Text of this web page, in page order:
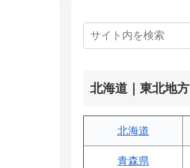
北海道｜東北地方
北海道
青森県